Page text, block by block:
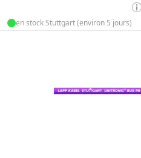
en stock Stuttgart (environ 5 jours)